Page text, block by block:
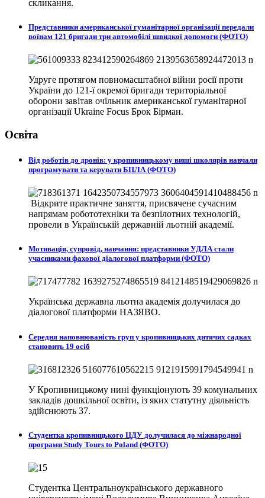
скликання.
Представники американської гуманітарної організації передали
воїнам 121 бригади три автомобілі швидкої допомоги (ФОТО)
Удруге протягом повномасштабної війни росії проти
України до 121-ї окремої бригади територіальної
оборони завітав очільник американської гуманітарної
організації Ukraine Focus Брок Бірман.
Освіта
Від роботів до дронів: у кропивницькому виші школярів навчали
програмувати та керувати БПЛА (ФОТО)
Відкрите практичне заняття, присвячене сучасним
напрямам робототехніки та безпілотних технологій,
провели в Українській державній льотній академії.
Мотивація, супровід, навчання: представники УДЛА стали
учасниками фахової діалогової платформи (ФОТО)
Українська державна льотна академія долучилася до
діалогової платформи НАЗЯВО.
Середня наповнюваність груп у кропивницьких дитячих садках
становить 19 осіб
У Кропивницькому нині функціонують 39 комунальних
закладів дошкільної освіти, із яких статутну діяльність
здійснюють 37.
Студентка кропивницького ЦДУ долучилася до міжнародної
програми Study Tours to Poland (ФОТО)
Студентка Центральноукраїнського державного